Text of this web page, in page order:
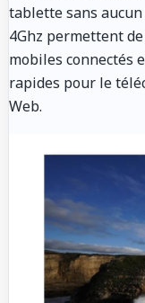
tablette sans aucun
4Ghz permettent
mobiles connectés
rapides pour le
Web.